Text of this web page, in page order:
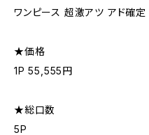
ワンピース 超激アツ アド確定
★価格
1P 55,555円
★総口数
5P